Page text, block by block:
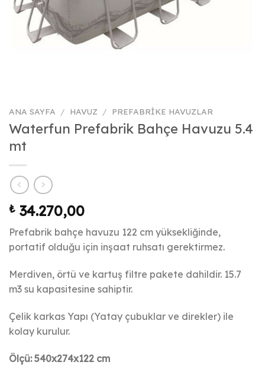
ANA SAYFA / HAVUZ / PREFABRIKE HAVUZLAR
Waterfun Prefabrik Bahçe Havuzu 5.4
mt
₺ 34.270,00
Prefabrik bahçe havuzu 122 cm yüksekliğinde,
portatif olduğu için inşaat ruhsatı gerektirmez.
Merdiven, örtü ve kartuş filtre pakete dahildir. 15.7
m3 su kapasitesine sahiptir.
Çelik karkas Yapı (Yatay çubuklar ve direkler) ile
kolay kurulur.
Ölçü: 540x274x122 cm